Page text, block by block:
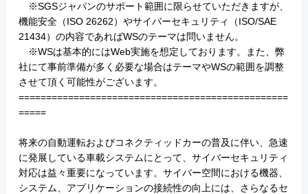
※SGSジャパンのサポート範囲に限らせていただきますが、
機能安全（ISO 26262）やサイバーセキュリティ（ISO/SAE
21434）の内容であればWSのテーマは問いません。
※WSは基本的にはWeb実施を想定しております。また、弊
社にて事前準備が多く必要な場合はテーマやWSの範囲を調整
させて頂く可能性がございます。
=================================================
=====
将来の自動運転およびコネクティッドカーの普及に伴い、急速
に発展している車載システムにとって、サイバーセキュリティ
対応は益々重要になっています。サイバー空間における機器、
システム、アプリケーションの接続性の向上には、さらなるセ